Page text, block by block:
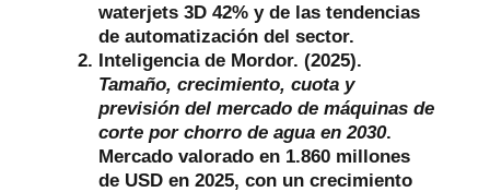
waterjets 3D 42% y de las tendencias
de automatización del sector.
Inteligencia de Mordor. (2025).
Tamaño, crecimiento, cuota y
previsión del mercado de máquinas de
corte por chorro de agua en 2030.
Mercado valorado en 1.860 millones
de USD en 2025, con un crecimiento